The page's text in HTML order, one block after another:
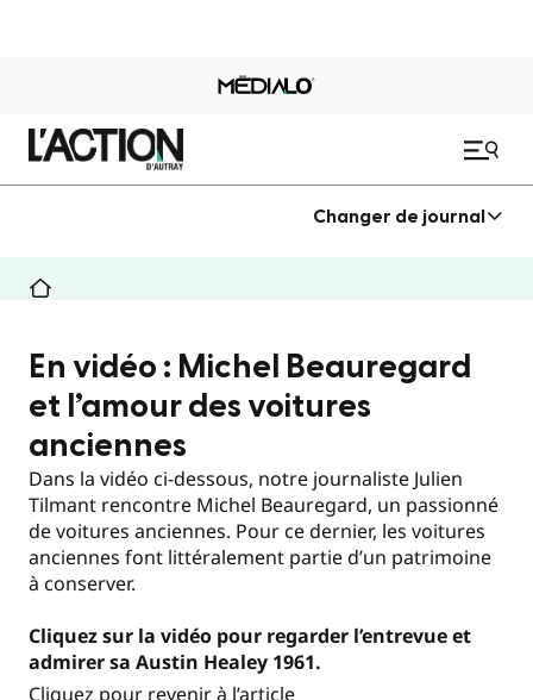
Changer de journal
En vidéo : Michel Beauregard
et l’amour des voitures
anciennes
Dans la vidéo ci-dessous, notre journaliste Julien
Tilmant rencontre Michel Beauregard, un passionné
de voitures anciennes. Pour ce dernier, les voitures
anciennes font littéralement partie d’un patrimoine
à conserver.
Cliquez sur la vidéo pour regarder l’entrevue et
admirer sa Austin Healey 1961.
Cliquez pour revenir à l’article